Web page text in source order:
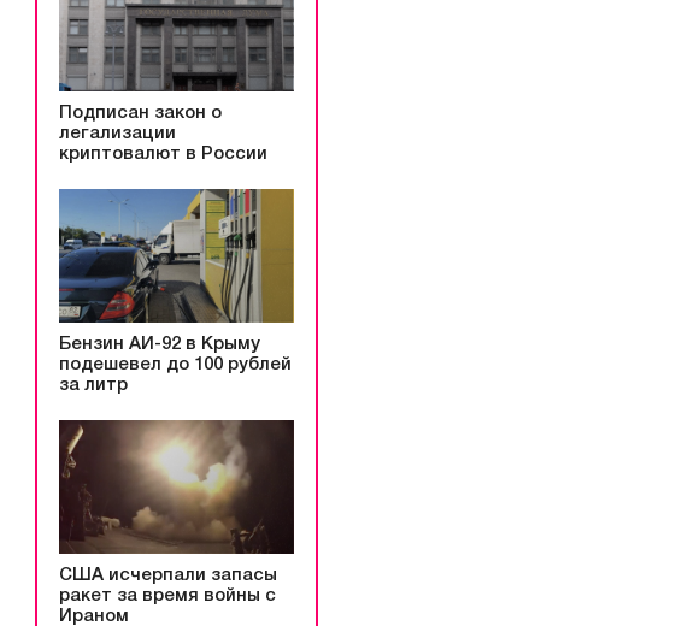
Подписан закон о
легализации
криптовалют в России
Бензин АИ-92 в Крыму
подешевел до 100 рублей
за литр
США исчерпали запасы
ракет за время войны с
Ираном